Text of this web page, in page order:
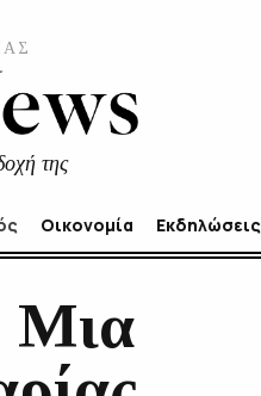
της
Οικονομία Εκδηλώσεις
Μια